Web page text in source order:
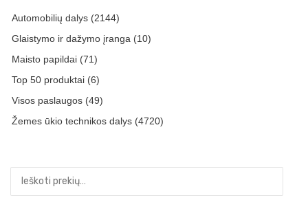
Automobilių dalys (2144)
Glaistymo ir dažymo įranga (10)
Maisto papildai (71)
Top 50 produktai (6)
Visos paslaugos (49)
Žemes ūkio technikos dalys (4720)